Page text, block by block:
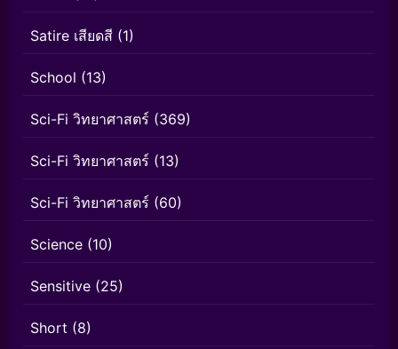
Satire เสียดสี (1)
School (13)
Sci-Fi วิทยาศาสตร์ (369)
Sci-Fi วิทยาศาสตร์ (13)
Sci-Fi วิทยาศาสตร์ (60)
Science (10)
Sensitive (25)
Short (8)